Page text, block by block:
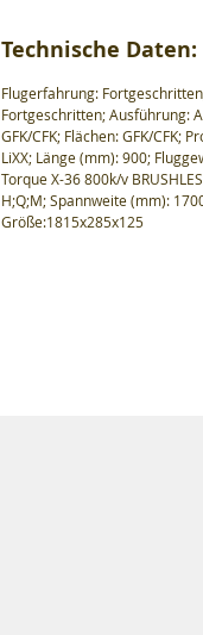
Technische Daten:
Flugerfahrung:
Fortgeschritten; Ausführung:
GFK/CFK; Flächen: GFK/CFK;
LiXX; Länge (mm): 900;
Torque X-36 800k/v
H;Q;M; Spannweite (mm):
Größe:1815x285x125